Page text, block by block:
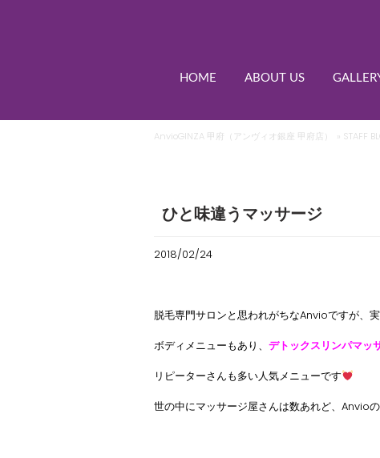
HOME ABOUT US
AnvioGINZA 甲府（アンヴィオ銀座 甲府店） » STAFF
ひと味違うマッサージ
2018/02/24
脱毛専門サロンと思われがちなAnvioですが、
ボディメニューもあり、 デトックスリンパマッ
リピーターさんも多い人気メニューです
世の中にマッサージ屋さんは数あれど、Anvio